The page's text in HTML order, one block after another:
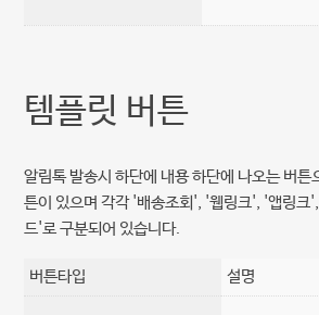
템플릿 버튼
알림톡 발송시 하단에 내용 하단에 나오는 버튼
튼이 있으며 각각 '배송조회', '웹링크', '앱링크
드'로 구분되어 있습니다.
버튼타입 설명